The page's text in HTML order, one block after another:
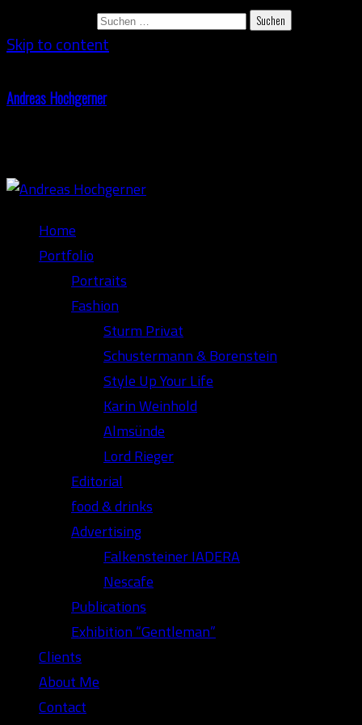
Skip to content
Andreas Hochgerner
Home
Portfolio
Portraits
Fashion
Sturm Privat
Schustermann & Borenstein
Style Up Your Life
Karin Weinhold
Almsünde
Lord Rieger
Editorial
food & drinks
Advertising
Falkensteiner IADERA
Nescafe
Publications
Exhibition “Gentleman”
Clients
About Me
Contact